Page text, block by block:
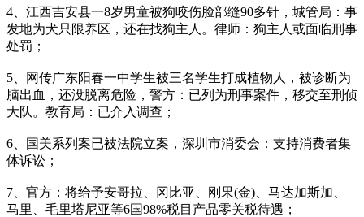
4、江西吉安县一8岁男童被狗咬伤脸部缝90多针，城管局：事
发地为犬只限养区，还在找狗主人。律师：狗主人或面临刑事
处罚；
5、网传广东阳春一中学生被三名学生打成植物人，被诊断为
脑出血，还没脱离危险，警方：已列为刑事案件，移交至刑侦
大队。教育局：已介入调查；
6、国美系列案已被法院立案，深圳市消委会：支持消费者集
体诉讼；
7、官方：将给予安哥拉、冈比亚、刚果(金)、马达加斯加、
马里、毛里塔尼亚等6国98%税目产品零关税待遇；